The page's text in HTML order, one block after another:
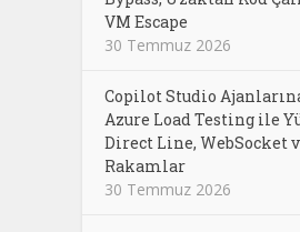
VM Escape
30 Temmuz 2026
Copilot Studio
Azure Load Testing ile
Direct Line, WebSocket
Rakamlar
30 Temmuz 2026